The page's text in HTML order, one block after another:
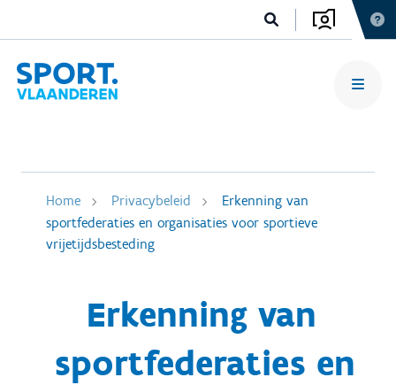
Home Privacybeleid
Erkenning van
sportfederaties en organisaties voor sportieve
vrijetijdsbesteding
Erkenning van
sportfederaties en